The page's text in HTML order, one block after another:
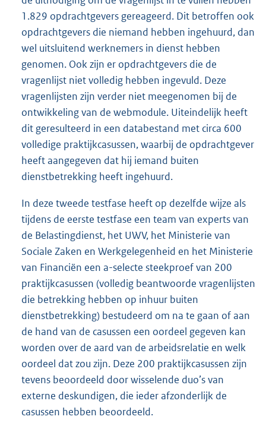
1.829 opdrachtgevers gereageerd. Dit betroffen ook
opdrachtgevers die niemand hebben ingehuurd, dan
wel uitsluitend werknemers in dienst hebben
genomen. Ook zijn er opdrachtgevers die de
vragenlijst niet volledig hebben ingevuld. Deze
vragenlijsten zijn verder niet meegenomen bij de
ontwikkeling van de webmodule. Uiteindelijk heeft
dit geresulteerd in een databestand met circa 600
volledige praktijkcasussen, waarbij de opdrachtgever
heeft aangegeven dat hij iemand buiten
dienstbetrekking heeft ingehuurd.
In deze tweede testfase heeft op dezelfde wijze als
tijdens de eerste testfase een team van experts van
de Belastingdienst, het UWV, het Ministerie van
Sociale Zaken en Werkgelegenheid en het Ministerie
van Financiën een a-selecte steekproef van 200
praktijkcasussen (volledig beantwoorde vragenlijsten
die betrekking hebben op inhuur buiten
dienstbetrekking) bestudeerd om na te gaan of aan
de hand van de casussen een oordeel gegeven kan
worden over de aard van de arbeidsrelatie en welk
oordeel dat zou zijn. Deze 200 praktijkcasussen zijn
tevens beoordeeld door wisselende duo’s van
externe deskundigen, die ieder afzonderlijk de
casussen hebben beoordeeld.